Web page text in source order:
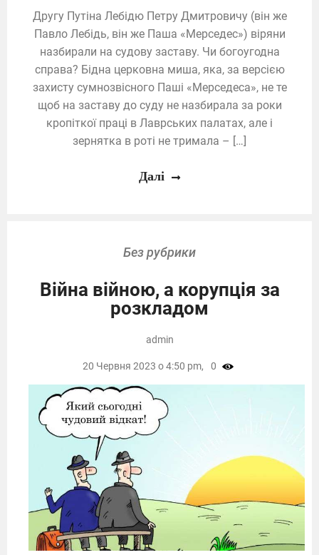
Другу Путіна Лебідю Петру Дмитровичу (він же
Павло Лебідь, він же Паша «Мерседес») віряни
назбирали на судову заставу. Чи богоугодна
справа? Бідна церковна миша, яка, за версією
захисту сумнозвісного Паші «Мерседеса», не те
щоб на заставу до суду не назбирала за роки
кропіткої праці в Лаврських палатах, але і
зернятка в роті не тримала – […]
Далі
Без рубрики
Війна війною, а корупція за
розкладом
admin
20 Червня 2023 о 4:50 pm, 0